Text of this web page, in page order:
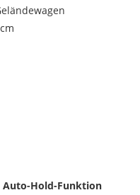
Auto-Hold-Funktion